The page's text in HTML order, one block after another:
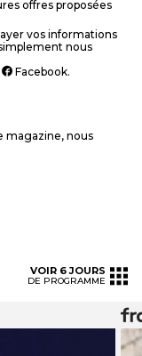
offres proposées
vos informations
nous
Facebook.
magazine, nous
VOIR 6 JOURS
DE PROGRAMME